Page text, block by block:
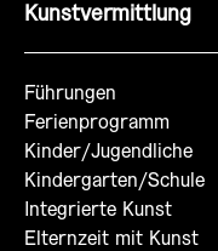
Kunstvermittlung
Führungen
Ferienprogramm
Kinder/Jugendliche
Kindergarten/Schule
Integrierte Kunst
Elternzeit mit Kunst